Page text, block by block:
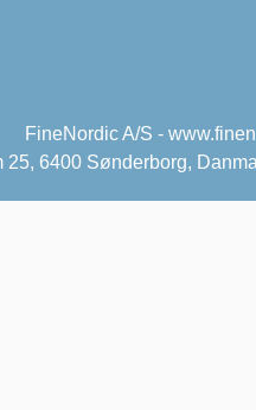
FineNordic A/S -
6400 Sønderborg,